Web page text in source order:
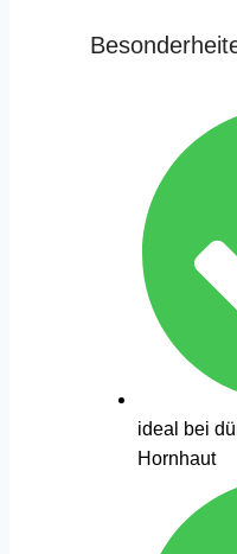
ideal bei
Hornhaut